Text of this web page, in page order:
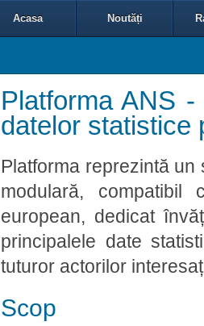
Acasa Noutăți
Platforma ANS
datelor statistice
Platforma reprezintă
modulară,
european, dedicat
principalele date
tuturor actorilor
Scop